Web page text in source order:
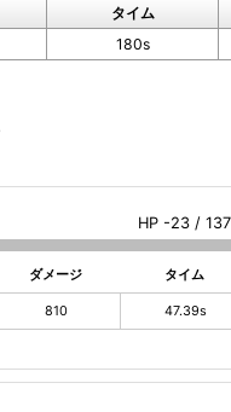
タイム
180s
HP -23 / 137
ダメージ タイム
810 47.39s